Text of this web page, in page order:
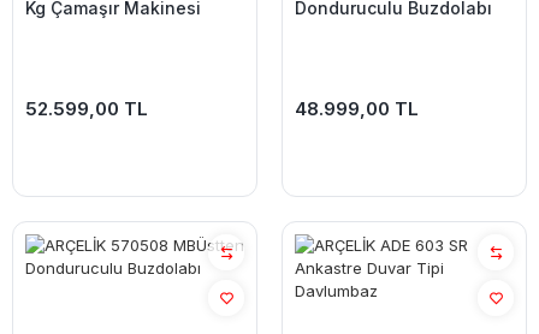
Kg Çamaşır Makinesi
52.599,00 TL
Donduruculu Buzdolabı
48.999,00 TL